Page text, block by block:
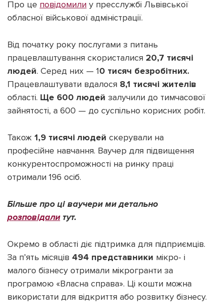
Підтримати dyvys.info
Про це повідомили у пресслужбі Львівської
обласної військової адміністрації.
Від початку року послугами з питань
працевлаштування скористалися 20,7 тисячі
людей. Серед них — 10 тисяч безробітних.
Працевлаштувати вдалося 8,1 тисячі жителів
області. Ще 600 людей залучили до тимчасової
зайнятості, а 600 — до суспільно корисних робіт.
Також 1,9 тисячі людей скерували на
професійне навчання. Ваучер для підвищення
конкурентоспроможності на ринку праці
отримали 196 осіб.
Більше про ці ваучери ми детально
розповідалитут.
Окремо в області діє підтримка для підприємців.
За п’ять місяців 494 представники мікро- і
малого бізнесу отримали мікрогранти за
програмою «Власна справа». Ці кошти можна
використати для відкриття або розвитку бізнесу.